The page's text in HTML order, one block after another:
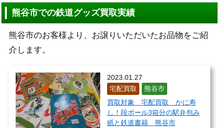
熊谷市での鉄道グッズ買取実績
熊谷市のお客様より、お譲りいただいたお品物をご紹
介します。
2023.01.27
宅配買取
熊谷市
買取対象 宅配買取 かに寿
し！段ボール3箱分の駅弁包み
紙と鉄道書籍 熊谷市